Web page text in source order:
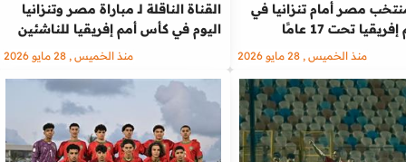
مصر أمام تنزانيا في
تحت 17 عامًا
منذ الخميس , 28 مايو 2026
القناة الناقلة لـ مباراة مصر وتنزانيا
اليوم في كأس أمم إفريقيا للناشئين
منذ الخميس , 28 مايو 2026